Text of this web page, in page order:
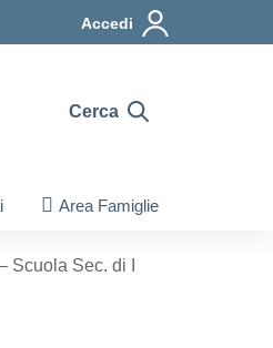
Accedi
Cerca
Area Famiglie
Sec. di I